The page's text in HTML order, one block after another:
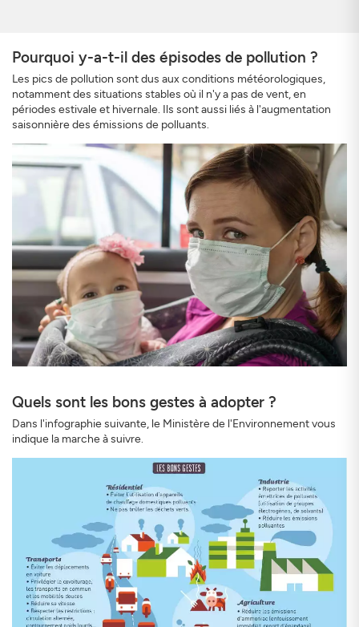
Pourquoi y-a-t-il des épisodes de pollution ?
Les pics de pollution sont dus aux conditions météorologiques,
notamment des situations stables où il n'y a pas de vent, en
périodes estivale et hivernale. Ils sont aussi liés à l'augmentation
saisonnière des émissions de polluants.
Quels sont les bons gestes à adopter ?
Dans l'infographie suivante, le Ministère de l'Environnement vous
indique la marche à suivre.